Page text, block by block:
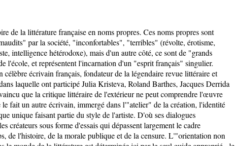
de la littérature française en noms propres. Ces noms propres sont
par la société, "inconfortables", "terribles" (révolte, érotisme,
intelligence hétérodoxe), mais d'un autre côté, ce sont de "grands
l'école, et représentent l'incarnation d'un "esprit français" singulier.
célèbre écrivain français, fondateur de la légendaire revue littéraire et
laquelle ont participé Julia Kristeva, Roland Barthes, Jacques Derrida
que la critique littéraire de l'extérieur ne peut comprendre l'œuvre
fait un autre écrivain, immergé dans l'"atelier" de la création, l'identité
unique faisant partie du style de l'artiste. D'où ses dialogues
créateurs sous forme d'essais qui dépassent largement le cadre
de l'histoire, de la morale publique et de la censure. L'"orientation non